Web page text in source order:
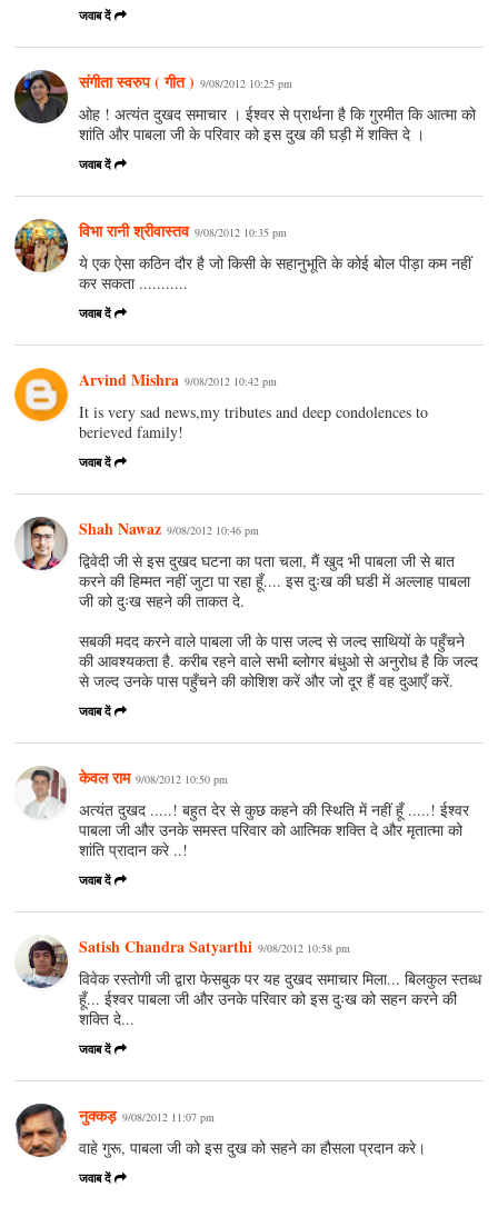
जवाब दें
संगीता स्वरुप ( गीत ) 9/08/2012 10:25 pm
ओह ! अत्यंत दुखद समाचार । ईश्वर से प्रार्थना है कि गुरमीत कि आत्मा को
शांति और पाबला जी के परिवार को इस दुख की घड़ी में शक्ति दे ।
जवाब दें
विभा रानी श्रीवास्तव 9/08/2012 10:35 pm
ये एक ऐसा कठिन दौर है जो किसी के सहानुभूति के कोई बोल पीड़ा कम नहीं
कर सकता ...........
जवाब दें
Arvind Mishra 9/08/2012 10:42 pm
It is very sad news,my tributes and deep condolences to
berieved family!
जवाब दें
Shah Nawaz 9/08/2012 10:46 pm
द्विवेदी जी से इस दुखद घटना का पता चला, मैं खुद भी पाबला जी से बात
करने की हिम्मत नहीं जुटा पा रहा हूँ.... इस दुःख की घडी में अल्लाह पाबला
जी को दुःख सहने की ताकत दे.
सबकी मदद करने वाले पाबला जी के पास जल्द से जल्द साथियों के पहुँचने
की आवश्यकता है. करीब रहने वाले सभी ब्लोगर बंधुओ से अनुरोध है कि जल्द
से जल्द उनके पास पहुँचने की कोशिश करें और जो दूर हैं वह दुआएँ करें.
जवाब दें
केवल राम 9/08/2012 10:50 pm
अत्यंत दुखद .....! बहुत देर से कुछ कहने की स्थिति में नहीं हूँ .....! ईश्वर
पाबला जी और उनके समस्त परिवार को आत्मिक शक्ति दे और मृतात्मा को
शांति प्रादान करे ..!
जवाब दें
Satish Chandra Satyarthi 9/08/2012 10:58 pm
विवेक रस्तोगी जी द्वारा फेसबुक पर यह दुखद समाचार मिला... बिलकुल स्तब्ध
हूँ... ईश्वर पाबला जी और उनके परिवार को इस दुःख को सहन करने की
शक्ति दे...
जवाब दें
नुक्‍कड़ 9/08/2012 11:07 pm
वाहे गुरू, पाबला जी को इस दुख को सहने का हौसला प्रदान करे।
जवाब दें